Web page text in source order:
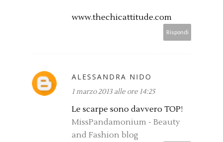
www.thechicattitude.com
Rispondi
ALESSANDRA NIDO
1 marzo 2013 alle ore 14:25
Le scarpe sono davvero TOP!
MissPandamonium - Beauty
and Fashion blog